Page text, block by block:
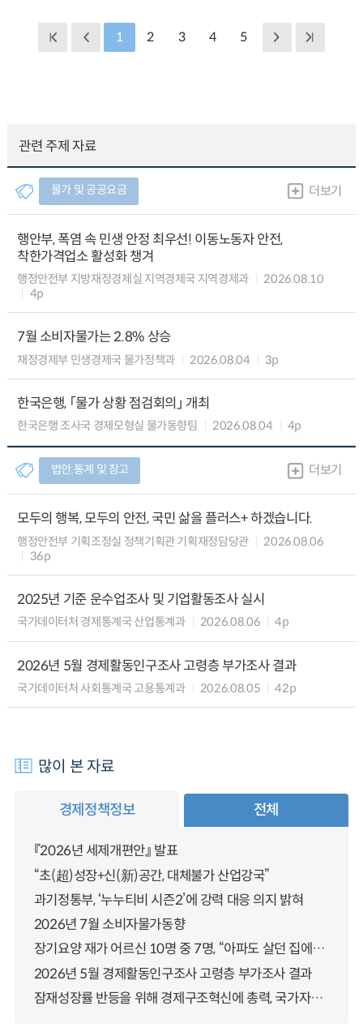
1 2 3 4 5
관련 주제 자료
물가 및 공공요금 더보기
행안부, 폭염 속 민생 안정 최우선! 이동노동자 안전,
착한가격업소 활성화 챙겨
행정안전부 지방재정경제실 지역경제국 지역경제과
2026.08.10
4p
7월 소비자물가는 2.8% 상승
재정경제부 민생경제국 물가정책과 2026.08.04 3p
한국은행, 「물가 상황 점검회의」 개최
한국은행 조사국 경제모형실 물가동향팀 2026.08.04 4p
법안.통계 및 참고 더보기
모두의 행복, 모두의 안전, 국민 삶을 플러스+ 하겠습니다.
행정안전부 기획조정실 정책기획관 기획재정담당관
2026.08.06
36p
2025년 기준 운수업조사 및 기업활동조사 실시
국가데이터처 경제통계국 산업통계과 2026.08.06 4p
2026년 5월 경제활동인구조사 고령층 부가조사 결과
국가데이터처 사회통계국 고용통계과 2026.08.05 42p
많이 본 자료
경제정책정보 전체
『2026년 세제개편안』 발표
“초(超)성장+신(新)공간, 대체불가 산업강국”
과기정통부, ‘누누티비 시즌2’에 강력 대응 의지 밝혀
2026년 7월 소비자물가동향
장기요양 재가 어르신 10명 중 7명, “아파도 살던 집에서 살겠다” 「2025년 장기요양실태조사」 결과 발표
2026년 5월 경제활동인구조사 고령층 부가조사 결과
잠재성장률 반등을 위해 경제구조혁신에 총력, 국가자산 관리체계 대전환